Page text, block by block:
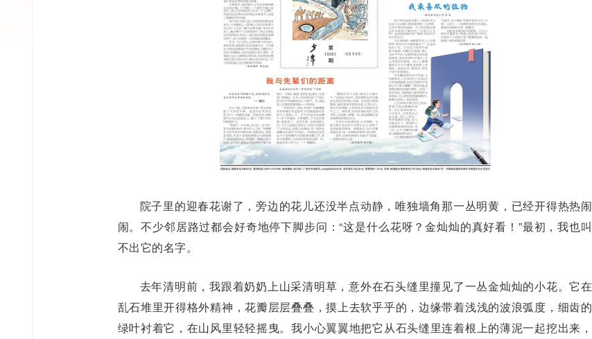
院子里的迎春花谢了，旁边的花儿还没半点动静，唯独墙角那一丛明黄，已经开得热热闹
闹。不少邻居路过都会好奇地停下脚步问：“这是什么花呀？金灿灿的真好看！”最初，我也叫
不出它的名字。
去年清明前，我跟着奶奶上山采清明草，意外在石头缝里撞见了一丛金灿灿的小花。它在
乱石堆里开得格外精神，花瓣层层叠叠，摸上去软乎乎的，边缘带着浅浅的波浪弧度，细齿的
绿叶衬着它，在山风里轻轻摇曳。我小心翼翼地把它从石头缝里连着根上的薄泥一起挖出来，